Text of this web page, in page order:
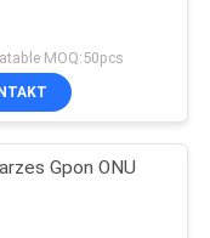
MOQ:50pcs
Gpon ONU